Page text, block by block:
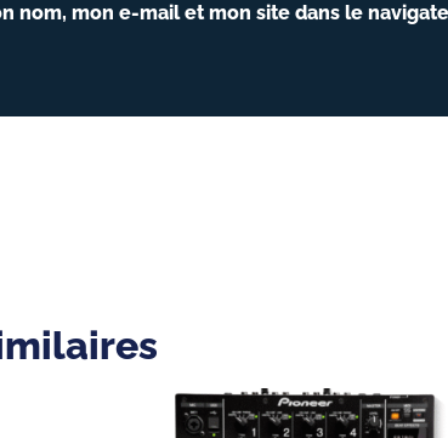
nom, mon e-mail et mon site dans le